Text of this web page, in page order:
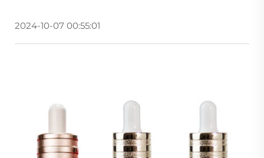
2024-10-07 00:55:01